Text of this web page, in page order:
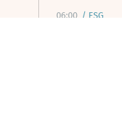
06:00 / ESG